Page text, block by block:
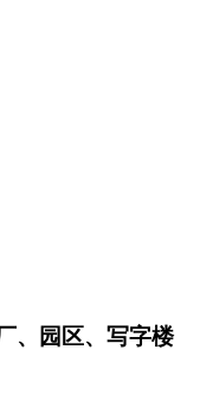
、园区、写字楼